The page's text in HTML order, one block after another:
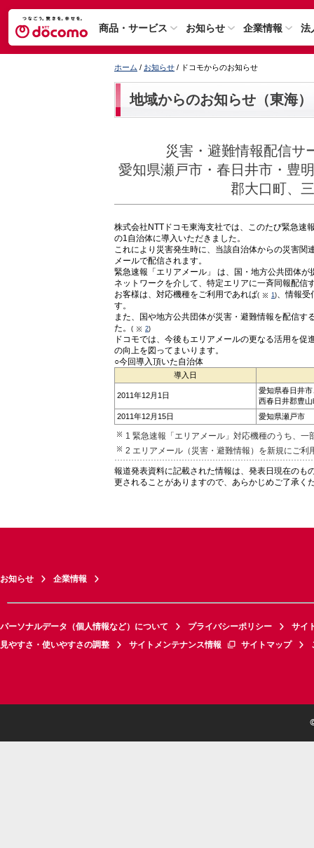
商品・サービス お知らせ 企業情報 法
ホーム / お知らせ / ドコモからのお知らせ
地域からのお知らせ（東海）
災害・避難情報配信サ
愛知県瀬戸市・春日井市・豊
郡大口町、
株式会社NTTドコモ東海支社では、このたび緊急速
の1自治体に導入いただきました。
これにより災害発生時に、当該自治体からの災害
メールで配信されます。
緊急速報「エリアメール」 は、国・地方公共団体
ネットワークを介して、特定エリアに一斉同報配信
お客様は、対応機種をご利用であれば( 1)
、情報
す。
また、国や地方公共団体が災害・避難情報を配信
た。
( 2)
ドコモでは、今後もエリアメールの更なる活用を
の向上を図ってまいります。
○今回導入頂いた自治体
導入日
2011年12月1日
愛知県春日井
西春日井郡豊
2011年12月15日
愛知県瀬戸市
1 緊急速報「エリアメール」対応機種のうち、
2 エリアメール（災害・避難情報）を新規にご
報道発表資料に記載された情報は、発表日現在のも
更されることがありますので、あらかじめご了承く
お知らせ 企業情報
パーソナルデータ（個人情報など）について プライバシーポリシー
サイ
見やすさ・使いやすさの調整
サイトメンテナンス情報 サイトマップ